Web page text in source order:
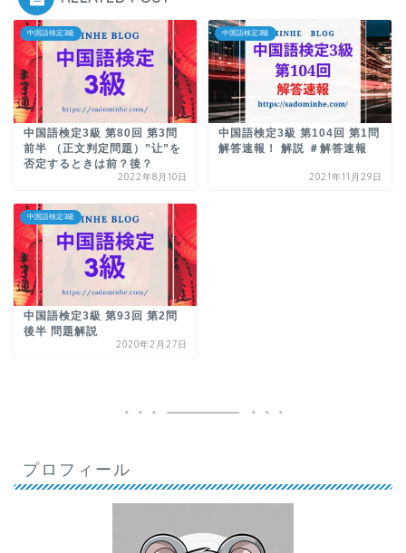
中国語検定3級
中国語検定3級 第80回 第3問
前半 （正文判定問題）”让”を
否定するときは前？後？
2022年8月10日
中国語検定3級
中国語検定3級 第104回 第1問
解答速報！ 解説 ＃解答速報
2021年11月29日
中国語検定3級
中国語検定3級 第93回 第2問
後半 問題解説
2020年2月27日
プロフィール